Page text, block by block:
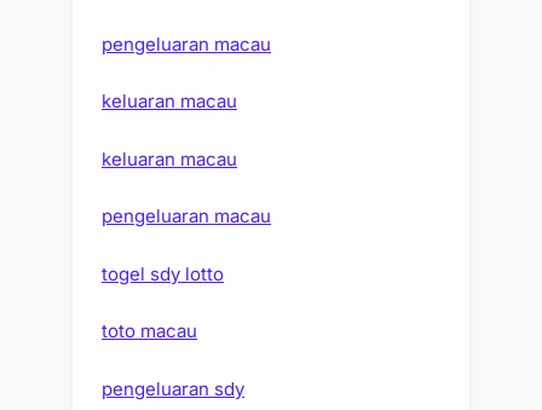
pengeluaran macau
keluaran macau
keluaran macau
pengeluaran macau
togel sdy lotto
toto macau
pengeluaran sdy